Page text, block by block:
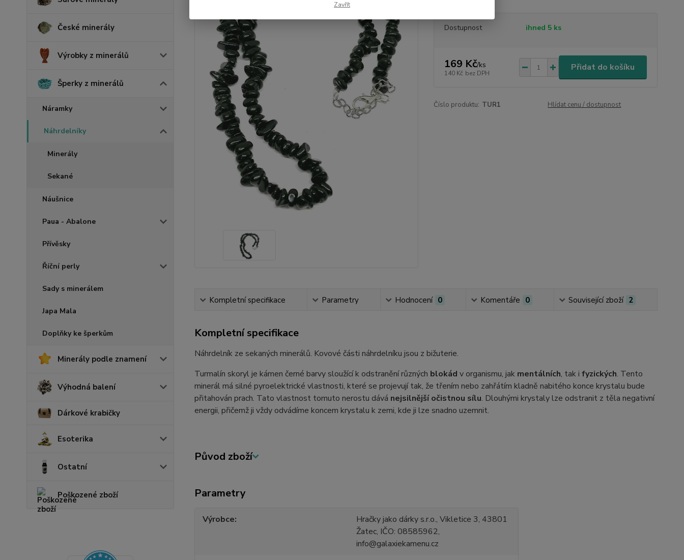
České minerály
Výrobky z minerálů
Šperky z minerálů
Náramky
Náhrdelníky
Minerály
Sekané
Náušnice
Paua - Abalone
Přívěsky
Říční perly
Sady s minerálem
Japa Mala
Doplňky ke šperkům
Minerály podle znamení
Výhodná balení
Dárkové krabičky
Esoterika
Ostatní
Poškozené zboží
Dostupnost ihned 5 ks
169 Kč/ks
140 Kč bez DPH
Přidat do košíku
Číslo produktu: TUR1 Hlídat cenu / dostupnost
Kompletní specifikace Parametry Hodnocení 0 Komentáře 0 Související zboží 2
Kompletní specifikace
Náhrdelník ze sekaných minerálů. Kovové části náhrdelníku jsou z bižuterie.
Turmalín skoryl je kámen černé barvy sloužící k odstranění různých blokád v organismu, jak mentálních, tak i fyzických. Tento
minerál má silné pyroelektrické vlastnosti, které se projevují tak, že třením nebo zahřátím kladně nabitého konce krystalu bude
přitahován prach. Tato vlastnost tomuto nerostu dává nejsilnější očistnou sílu. Dlouhými krystaly lze odstranit z těla negativní
energii, přičemž ji vždy odvádíme koncem krystalu k zemi, kde ji lze snadno uzemnit.
Původ zboží
Parametry
Výrobce
Hračky jako dárky s.r.o., Vikletice 3, 43801
Žatec, IČO: 08585962,
info@galaxiekamenu.cz
Zavřít